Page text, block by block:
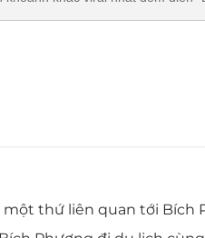
một thứ liên quan tới Bích